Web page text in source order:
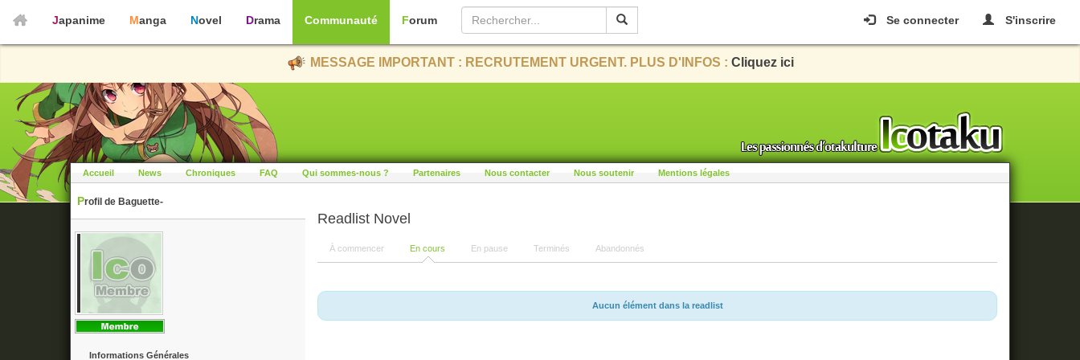
Se connecter S'inscrire
Japanime Manga Novel Drama Communauté Forum
MESSAGE IMPORTANT : RECRUTEMENT URGENT. PLUS D'INFOS : Cliquez ici
Accueil News Chroniques FAQ Qui sommes-nous ? Partenaires Nous contacter Nous soutenir Mentions légales
Profil de Baguette-
Informations Générales
Readlist Novel
À commencer En cours En pause Terminés Abandonnés
Aucun élément dans la readlist